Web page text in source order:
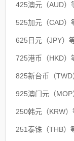
425澳元（AUD）
525加元（CAD）
625日元（JPY）
725港币（HKD）
825新台币（
925澳门元（
250韩元（KRW
251泰铢（THB）